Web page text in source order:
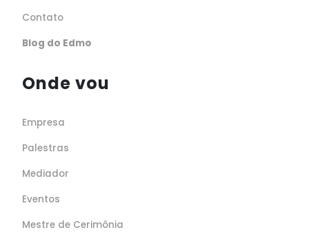
Contato
Blog do Edmo
Onde vou
Empresa
Palestras
Mediador
Eventos
Mestre de Cerimônia